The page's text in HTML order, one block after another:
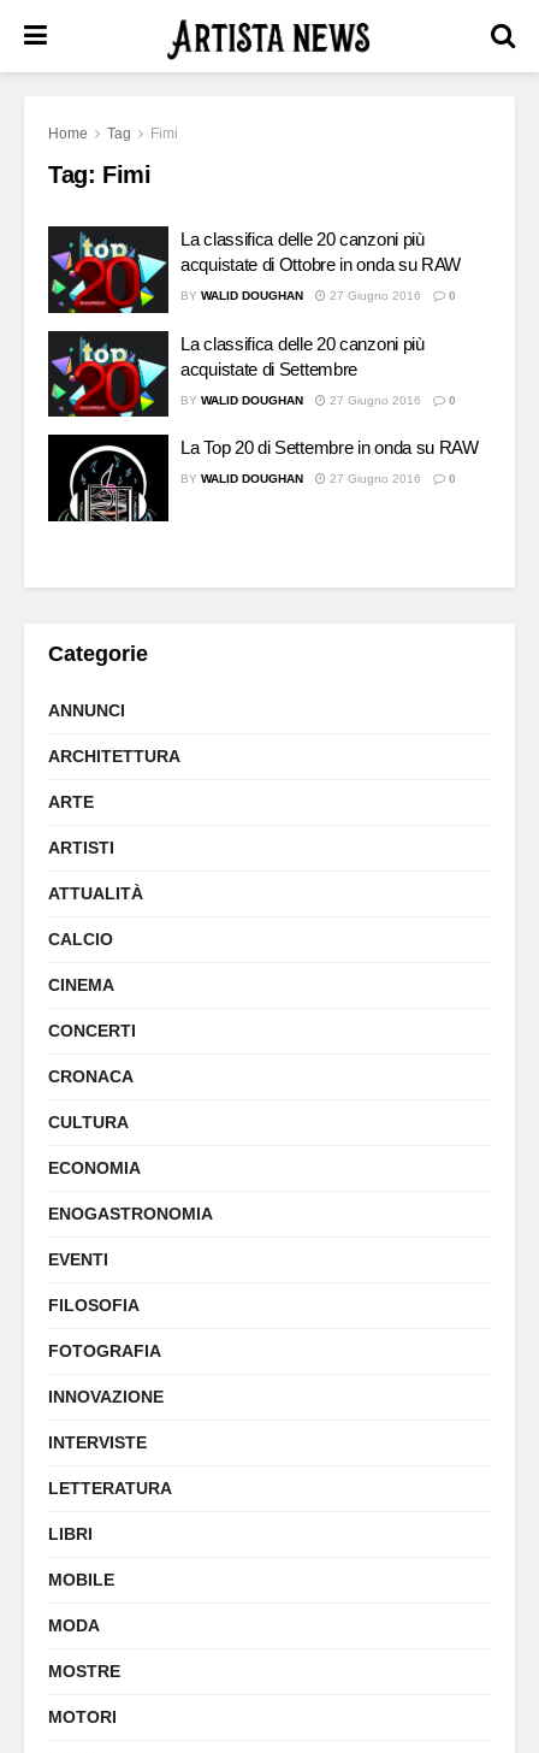
Home Tag Fimi
Tag: Fimi
La classifica delle 20 canzoni più
acquistate di Ottobre in onda su RAW
BY WALID DOUGHAN 27 Giugno 2016 0
La classifica delle 20 canzoni più
acquistate di Settembre
BY WALID DOUGHAN 27 Giugno 2016 0
La Top 20 di Settembre in onda su RAW
BY WALID DOUGHAN 27 Giugno 2016 0
Categorie
ANNUNCI
ARCHITETTURA
ARTE
ARTISTI
ATTUALITÀ
CALCIO
CINEMA
CONCERTI
CRONACA
CULTURA
ECONOMIA
ENOGASTRONOMIA
EVENTI
FILOSOFIA
FOTOGRAFIA
INNOVAZIONE
INTERVISTE
LETTERATURA
LIBRI
MOBILE
MODA
MOSTRE
MOTORI